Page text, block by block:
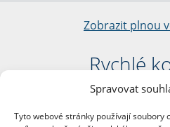
Spravovat
Tyto webové stránky používají soubory
Zobrazit plnou
Rychlé
Filozofická
nám. Jana